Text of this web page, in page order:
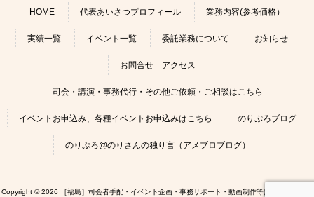
HOME 代表あいさつプロフィール 業務内容(参考価格）
実績一覧 イベント一覧 委託業務について お知らせ
お問合せ アクセス
司会・講演・事務代行・その他ご依頼・ご相談はこちら
イベントお申込み、各種イベントお申込みはこちら のりぷろブログ
のりぷろ@のりさんの独り言（アメブロブログ）
Copyright © 2026 ［福島］司会者手配・イベント企画・事務サポート・動画制作等はのりぷろにお